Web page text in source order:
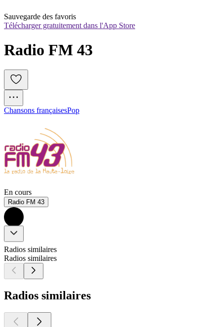
Sauvegarde des favoris
Télécharger gratuitement dans l'App Store
Radio FM 43
Chansons françaisesPop
En cours
Radio FM 43
Radios similaires
Radios similaires
Radios similaires